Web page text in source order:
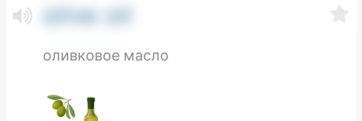
olive oil
оливковое масло